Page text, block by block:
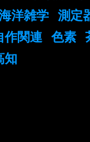
洋雑学
測定
作関連 色素
知